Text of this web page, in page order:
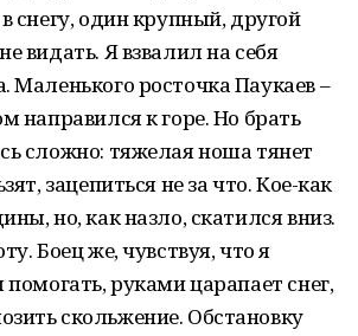
снегу, один крупный, другой
видать. Я взвалил на себя
Маленького росточка Паукаев –
направился к горе. Но брать
сложно: тяжелая ноша тянет
зацепиться не за что. Кое-как
но, как назло, скатился вниз.
Боец же, чувствуя, что я
помогать, руками царапает снег,
скольжение. Обстановку